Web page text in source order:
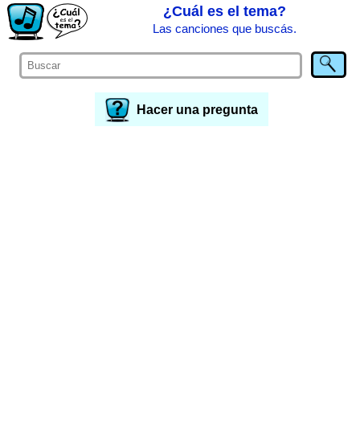
¿Cuál es el tema?
Las canciones que buscás.
Hacer una pregunta